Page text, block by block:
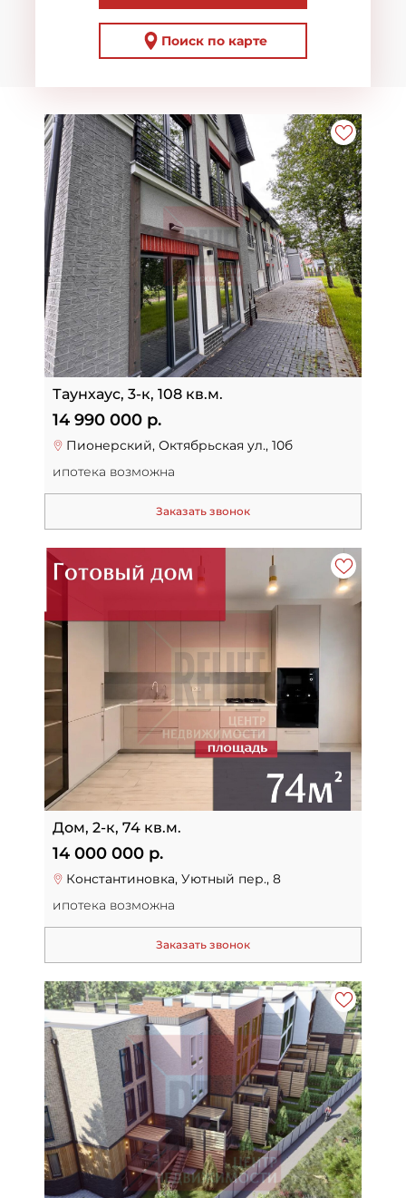
Поиск по карте
Таунхаус, 3-к, 108 кв.м.
14 990 000 р.
Пионерский, Октябрьская ул., 10б
ипотека возможна
Заказать звонок
Дом, 2-к, 74 кв.м.
14 000 000 р.
Константиновка, Уютный пер., 8
ипотека возможна
Заказать звонок